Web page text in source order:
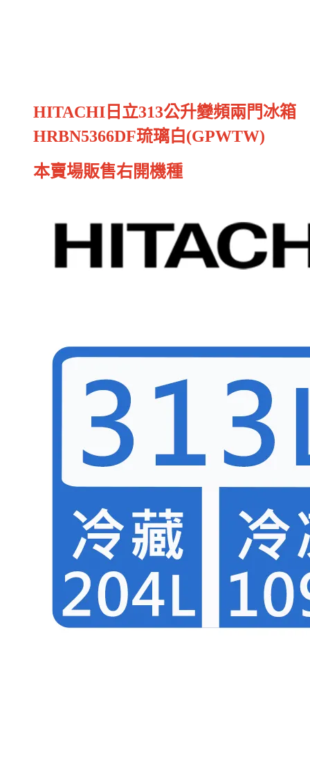
HITACHI日立313公升變頻兩門冰箱
HRBN5366DF琉璃白(GPWTW)
本賣場販售右開機種